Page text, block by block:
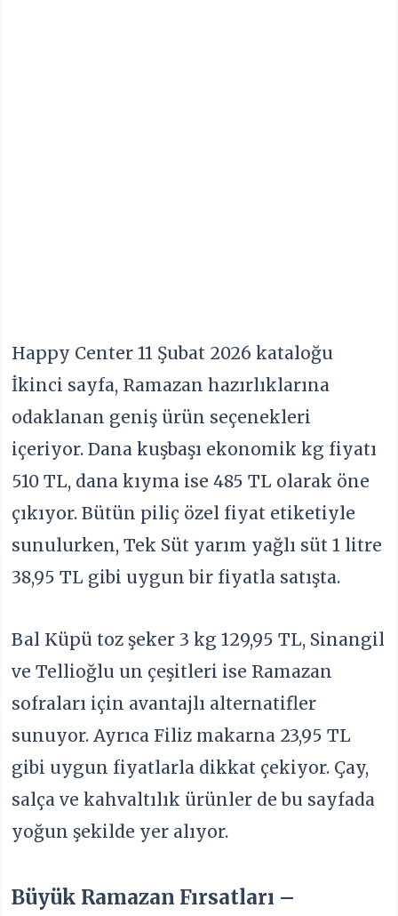
Happy Center 11 Şubat 2026 kataloğu
İkinci sayfa, Ramazan hazırlıklarına
odaklanan geniş ürün seçenekleri
içeriyor. Dana kuşbaşı ekonomik kg fiyatı
510 TL, dana kıyma ise 485 TL olarak öne
çıkıyor. Bütün piliç özel fiyat etiketiyle
sunulurken, Tek Süt yarım yağlı süt 1 litre
38,95 TL gibi uygun bir fiyatla satışta.
Bal Küpü toz şeker 3 kg 129,95 TL, Sinangil
ve Tellioğlu un çeşitleri ise Ramazan
sofraları için avantajlı alternatifler
sunuyor. Ayrıca Filiz makarna 23,95 TL
gibi uygun fiyatlarla dikkat çekiyor. Çay,
salça ve kahvaltılık ürünler de bu sayfada
yoğun şekilde yer alıyor.
Büyük Ramazan Fırsatları –